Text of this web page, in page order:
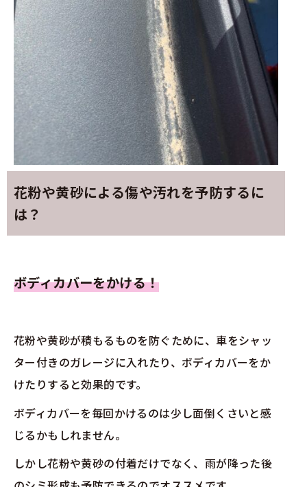
花粉や黄砂による傷や汚れを予防するに
は？
ボディカバーをかける！
花粉や黄砂が積もるものを防ぐために、車をシャッ
ター付きのガレージに入れたり、ボディカバーをか
けたりすると効果的です。
ボディカバーを毎回かけるのは少し面倒くさいと感
じるかもしれません。
しかし花粉や黄砂の付着だけでなく、雨が降った後